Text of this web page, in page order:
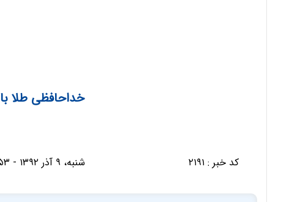
خداحافظی طلا با
کد خبر : ۲۱۹۱ شنبه، ۹ آذر ۱۳۹۲ - ۰۷:۱۴:۵۳